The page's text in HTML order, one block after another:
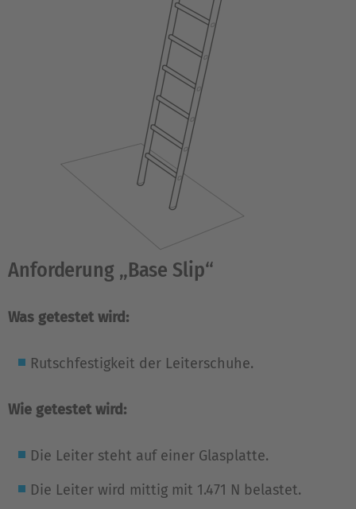
Anforderung „Base Slip“
Was getestet wird:
Rutschfestigkeit der Leiterschuhe.
Wie getestet wird:
Die Leiter steht auf einer Glasplatte.
Die Leiter wird mittig mit 1.471 N belastet.